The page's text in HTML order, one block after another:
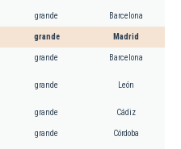
grande Barcelona
grande Madrid
grande Barcelona
grande León
grande Cádiz
grande Córdoba